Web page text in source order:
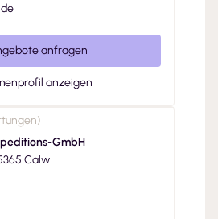
anfragen
anzeigen
)
GmbH
Calw